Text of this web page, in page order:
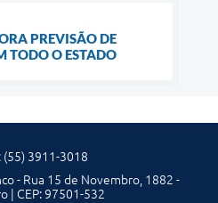
PREVISÃO DE
TODO O ESTADO
(55) 3911-3018
- Rua 15 de Novembro, 1882 -
| CEP: 97501-532